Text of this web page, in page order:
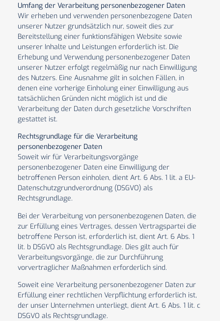
Umfang der Verarbeitung personenbezogener Daten
Wir erheben und verwenden personenbezogene Daten
unserer Nutzer grundsätzlich nur, soweit dies zur
Bereitstellung einer funktionsfähigen Website sowie
unserer Inhalte und Leistungen erforderlich ist. Die
Erhebung und Verwendung personenbezogener Daten
unserer Nutzer erfolgt regelmäßig nur nach Einwilligung
des Nutzers. Eine Ausnahme gilt in solchen Fällen, in
denen eine vorherige Einholung einer Einwilligung aus
tatsächlichen Gründen nicht möglich ist und die
Verarbeitung der Daten durch gesetzliche Vorschriften
gestattet ist.
Rechtsgrundlage für die Verarbeitung
personenbezogener Daten
Soweit wir für Verarbeitungsvorgänge
personenbezogener Daten eine Einwilligung der
betroffenen Person einholen, dient Art. 6 Abs. 1 lit. a EU-
Datenschutzgrundverordnung (DSGVO) als
Rechtsgrundlage.
Bei der Verarbeitung von personenbezogenen Daten, die
zur Erfüllung eines Vertrages, dessen Vertragspartei die
betroffene Person ist, erforderlich ist, dient Art. 6 Abs. 1
lit. b DSGVO als Rechtsgrundlage. Dies gilt auch für
Verarbeitungsvorgänge, die zur Durchführung
vorvertraglicher Maßnahmen erforderlich sind.
Soweit eine Verarbeitung personenbezogener Daten zur
Erfüllung einer rechtlichen Verpflichtung erforderlich ist,
der unser Unternehmen unterliegt, dient Art. 6 Abs. 1 lit. c
DSGVO als Rechtsgrundlage.